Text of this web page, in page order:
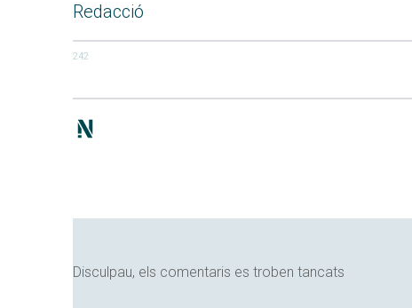
Redacció
242
Disculpau, els comentaris es troben tancats